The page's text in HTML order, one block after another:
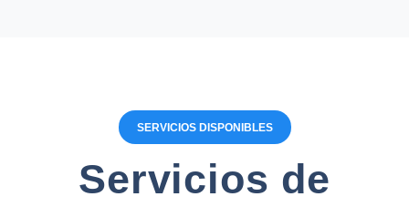
SERVICIOS DISPONIBLES
Servicios de